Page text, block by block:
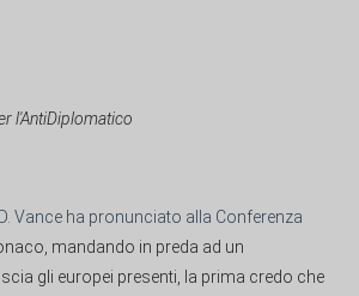
l'AntiDiplomatico
Vance ha pronunciato alla Conferenza
mandando in preda ad un
gli europei presenti, la prima credo che